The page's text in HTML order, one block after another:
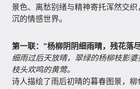
景色、离愁别绪与精神寄托浑然交
沉的情感世界。
第一联：“杨柳阴阴细雨晴，残花落
细雨过后天放晴，翠绿的杨柳枝影
枝头欢鸣的黄莺。
诗人描绘了雨后初晴的暮春图景，柳